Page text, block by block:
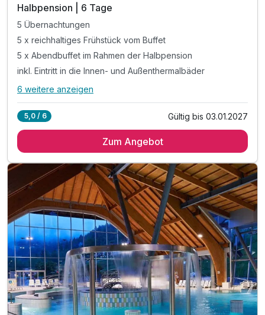
Halbpension | 6 Tage
5 Übernachtungen
5 x reichhaltiges Frühstück vom Buffet
5 x Abendbuffet im Rahmen der Halbpension
inkl. Eintritt in die Innen- und Außenthermalbäder
Alle Inklusivleistungen
5 x reichhaltiges Frühstück vom Buffet
inkl. Eintritt in die Innen- und Außenthermalbäder
inkl. Kneippbäder & geführte Wassergymnastik
inkl. Nachtschwimmen in den Thermalbädern*
inkl. traditionell slowenisches Abendessen**
inkl. unbegrenzt heilendes Thermalwasser
inkl. Outdoor-Fitnessbereich & Kneipp-Barfußwege
inkl. Parkplatz
6 weitere anzeigen
5,0 / 6 Gültig bis 03.01.2027
Zum Angebot